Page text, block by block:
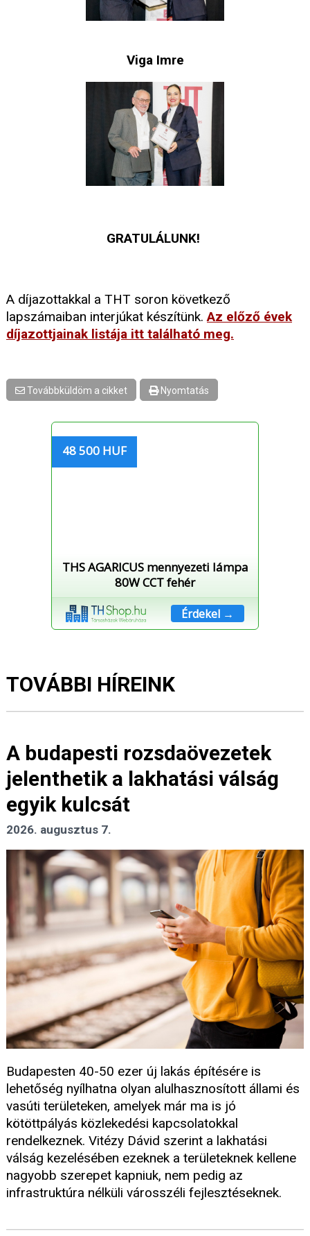
Viga Imre
GRATULÁLUNK!
A díjazottakkal a THT soron következő
lapszámaiban interjúkat készítünk.Az előző évek
díjazottjainak listája itt található meg.
Továbbküldöm a cikket Nyomtatás
48 500 HUF
THS AGARICUS mennyezeti lámpa
80W CCT fehér
Érdekel →
TOVÁBBI HÍREINK
A budapesti rozsdaövezetek
jelenthetik a lakhatási válság
egyik kulcsát
2026. augusztus 7.
Budapesten 40-50 ezer új lakás építésére is
lehetőség nyílhatna olyan alulhasznosított állami és
vasúti területeken, amelyek már ma is jó
kötöttpályás közlekedési kapcsolatokkal
rendelkeznek. Vitézy Dávid szerint a lakhatási
válság kezelésében ezeknek a területeknek kellene
nagyobb szerepet kapniuk, nem pedig az
infrastruktúra nélküli városszéli fejlesztéseknek.